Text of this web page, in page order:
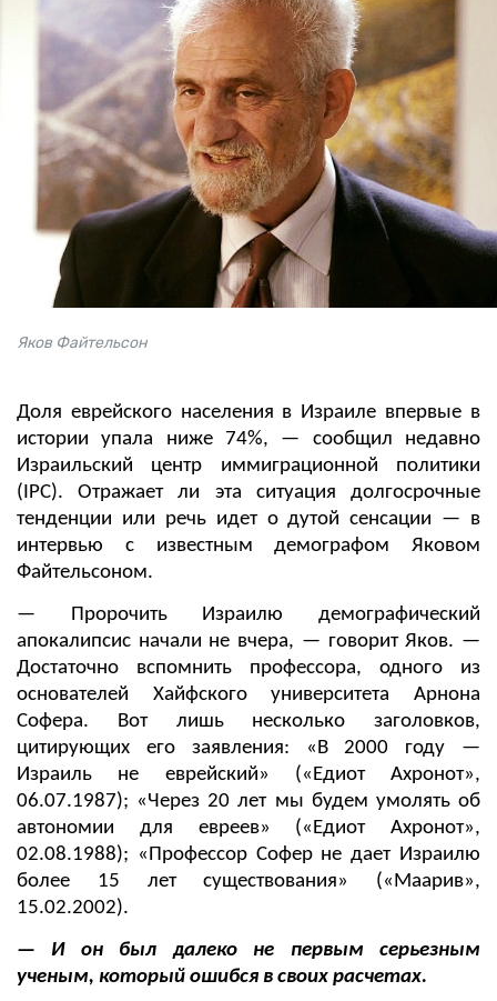
Яков Файтельсон
Доля еврейского населения в Израиле впервые в
истории упала ниже 74%, — сообщил недавно
Израильский центр иммиграционной политики
(IPC). Отражает ли эта ситуация долгосрочные
тенденции или речь идет о дутой сенсации — в
интервью с известным демографом Яковом
Файтельсоном.
— Пророчить Израилю демографический
апокалипсис начали не вчера, — говорит Яков. —
Достаточно вспомнить профессора, одного из
основателей Хайфского университета Арнона
Софера. Вот лишь несколько заголовков,
цитирующих его заявления: «В 2000 году —
Израиль не еврейский» («Едиот Ахронот»,
06.07.1987); «Через 20 лет мы будем умолять об
автономии для евреев» («Едиот Ахронот»,
02.08.1988); «Профессор Софер не дает Израилю
более 15 лет существования» («Маарив»,
15.02.2002).
— И он был далеко не первым серьезным
ученым, который ошибся в своих расчетах.